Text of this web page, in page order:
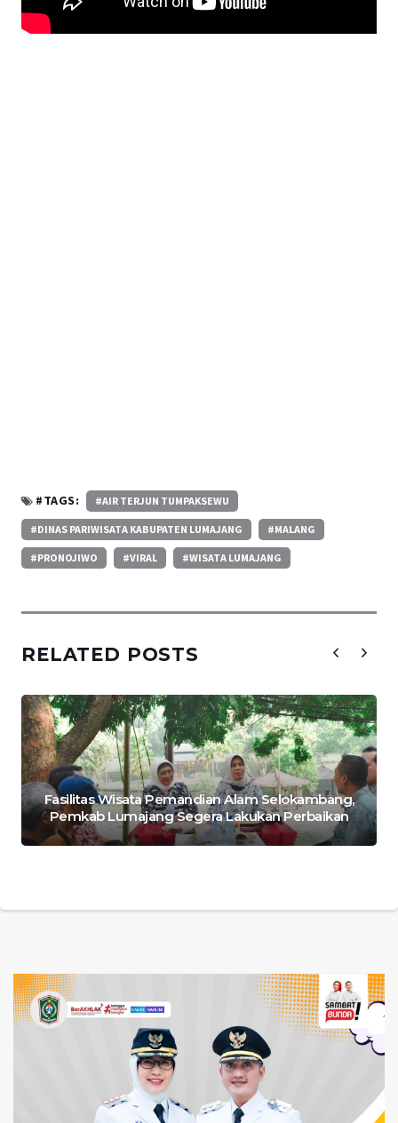
#TAGS: #AIR TERJUN TUMPAKSEWU
#DINAS PARIWISATA KABUPATEN LUMAJANG #MALANG
#PRONOJIWO #VIRAL #WISATA LUMAJANG
RELATED POSTS
Fasilitas Wisata Pemandian Alam Selokambang,
Pemkab Lumajang Segera Lakukan Perbaikan